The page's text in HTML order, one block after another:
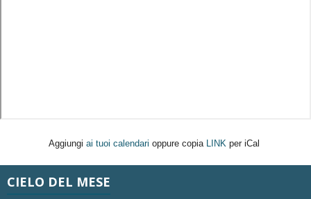
Aggiungi ai tuoi calendari oppure copia LINK per iCal
CIELO DEL MESE